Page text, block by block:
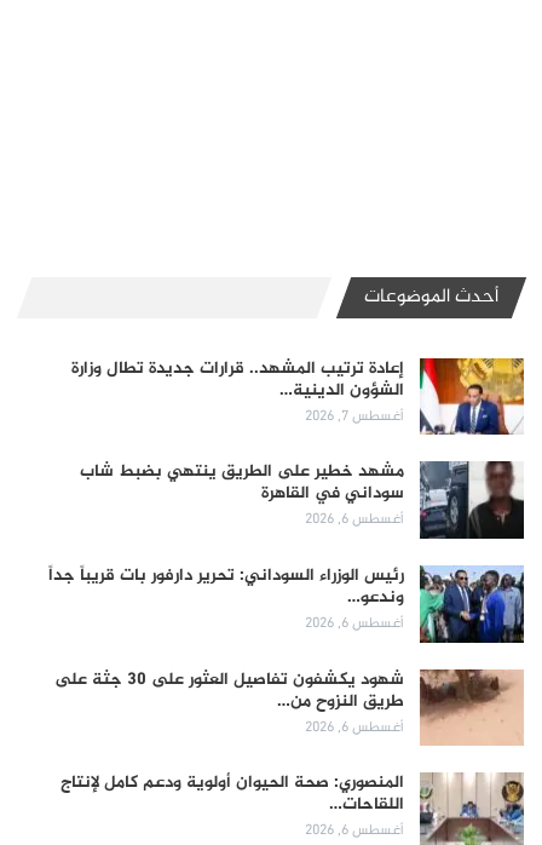
أحدث الموضوعات
إعادة ترتيب المشهد.. قرارات جديدة تطال وزارة
الشؤون الدينية…
أغسطس 7, 2026
مشهد خطير على الطريق ينتهي بضبط شاب
سوداني في القاهرة
أغسطس 6, 2026
رئيس الوزراء السوداني: تحرير دارفور بات قريباً جداً
وندعو…
أغسطس 6, 2026
شهود يكشفون تفاصيل العثور على 30 جثة على
طريق النزوح من…
أغسطس 6, 2026
المنصوري: صحة الحيوان أولوية ودعم كامل لإنتاج
اللقاحات…
أغسطس 6, 2026